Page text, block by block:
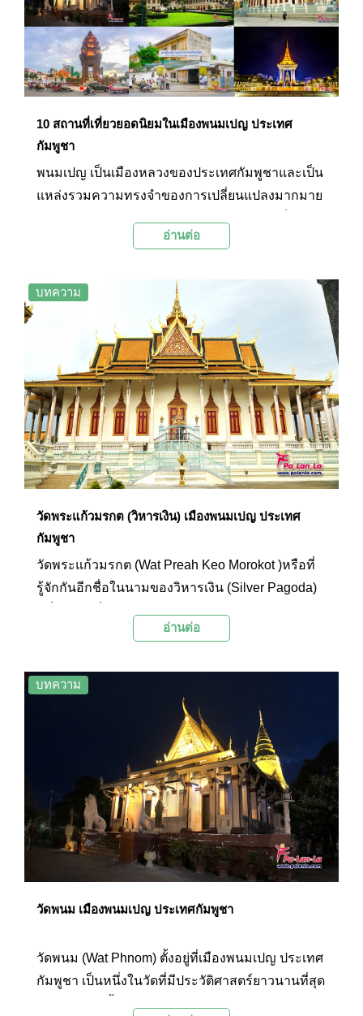
10 สถานที่เที่ยวยอดนิยมในเมืองพนมเปญ ประเทศ
กัมพูชา
พนมเปญ เป็นเมืองหลวงของประเทศกัมพูชาและเป็น
แหล่งรวมความทรงจำของการเปลี่ยนแปลงมากมาย
อันมีเสน่ห์ที่นักท่องเที่ยวสามารถเที่ยวชมสถานที่แห่ง
ตลาดอันคึกคักของตัวเมืองได้อย่างครบรส
อ่านต่อ
บทความ
วัดพระแก้วมรกต (วิหารเงิน) เมืองพนมเปญ ประเทศ
กัมพูชา
วัดพระแก้วมรกต (Wat Preah Keo Morokot )หรือที่
รู้จักกันอีกชื่อในนามของวิหารเงิน (Silver Pagoda)
Ubaosoth Ratanaram) ตั้งอยู่ในเขตพระราชวังหลวง
พระราชวังซึ่งไม่มีพระสงฆ์จำพรรษาอยู่ ทั้งนี้วัดพระ
แก้วมรกตเป็นพระอารามหลวงที่ไม่มีพระสงฆ์จำ
พรรษา แต่มีวิหารที่ประดิษฐานพระสำคัญอย่างพระ
แก้วมรกต , พระชินรังสีราชิกนโรดม ซึ่งเป็นพระพุทธ
รูปทรงเครื่องปางห้ามญาติที่สร้างด้วยทองคำหนักถึง
90 กิโลกรัม ภายในวิหารยังปูพื้นด้วยแผ่นเงินกว่า
5,000 แผ่น อันเป็นที่มาของชื่อเรียกวิหารเงินนั่นเอง
รอบวิหารยังมีภาพจิตรกรรมฝาผนังเรื่องรามเกียรติ์
และสถูปบรรจุอัฐิพระมหากษัตริย์กัมพูชาในอดีตซึ่ง
ยังเป็นที่เคารพนับถือของชาวกัมพูชาตราบจนทุกวัน
นี้
อ่านต่อ
บทความ
วัดพนม เมืองพนมเปญ ประเทศกัมพูชา
วัดพนม (Wat Phnom) ตั้งอยู่ที่เมืองพนมเปญ ประเทศ
กัมพูชา เป็นหนึ่งในวัดที่มีประวัติศาสตร์ยาวนานที่สุด